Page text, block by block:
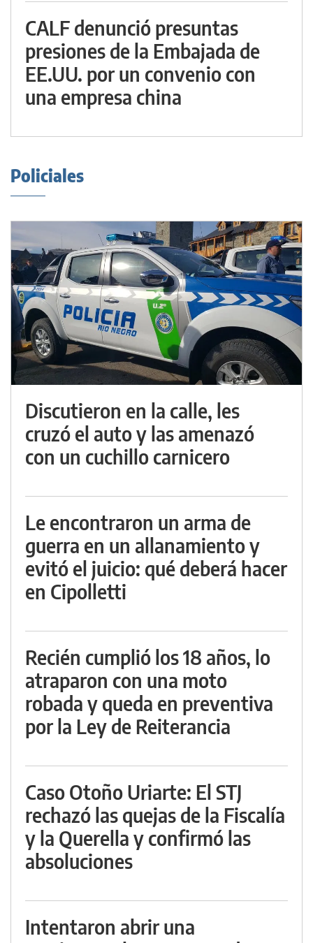
CALF denunció presuntas
presiones de la Embajada de
EE.UU. por un convenio con
una empresa china
Policiales
Discutieron en la calle, les
cruzó el auto y las amenazó
con un cuchillo carnicero
Le encontraron un arma de
guerra en un allanamiento y
evitó el juicio: qué deberá hacer
en Cipolletti
Recién cumplió los 18 años, lo
atraparon con una moto
robada y queda en preventiva
por la Ley de Reiterancia
Caso Otoño Uriarte: El STJ
rechazó las quejas de la Fiscalía
y la Querella y confirmó las
absoluciones
Intentaron abrir una